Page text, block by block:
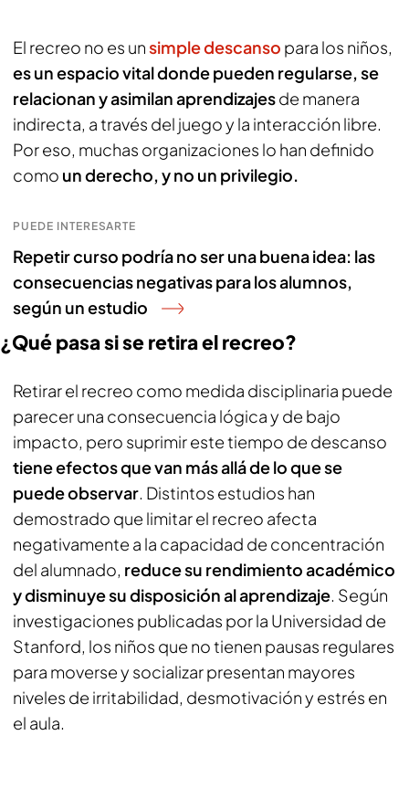
El recreo no es unsimple descanso para los niños,
es un espacio vital donde pueden regularse, se
relacionan y asimilan aprendizajesde manera
indirecta, a través del juego y la interacción libre.
Por eso, muchas organizaciones lo han definido
como un derecho, y no un privilegio.
PUEDE INTERESARTE
Repetir curso podría no ser una buena idea: las
consecuencias negativas para los alumnos,
según un estudio
¿Qué pasa si se retira el recreo?
Retirar el recreo como medida disciplinaria puede
parecer una consecuencia lógica y de bajo
impacto, pero suprimir este tiempo de descanso
tiene efectos que van más allá de lo que se
puede observar. Distintos estudios han
demostrado que limitar el recreo afecta
negativamente a la capacidad de concentración
del alumnado, reduce su rendimiento académico
y disminuye su disposición al aprendizaje. Según
investigaciones publicadas por la Universidad de
Stanford, los niños que no tienen pausas regulares
para moverse y socializar presentan mayores
niveles de irritabilidad, desmotivación y estrés en
el aula.